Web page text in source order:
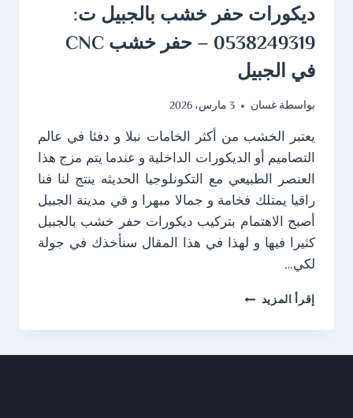
ديكورات حفر خشب بالجبيل ت:
0538249319 – حفر خشب CNC
في الجبيل
بواسطةغسان 3 مارس، 2026
يعتبر الخشب من أكثر الخامات نبلا و دفئا في عالم
التصاميم أو الديكورات الداخلية و عندما يتم مزج هذا
العنصر الطبيعي مع التكونلوجيا الحديثه ينتج لنا فنا
راقيا يمتلك فخامة و جمالا مبهرا و في مدينة الجبيل
أصبح الاهتمام بتركيب ديكورات حفر خشب بالجبيل
كثيرا فيها و لهذا في هذا المقال سنأخذك في جولة
لكي…
إقرأ المزيد ديكورات
خشب